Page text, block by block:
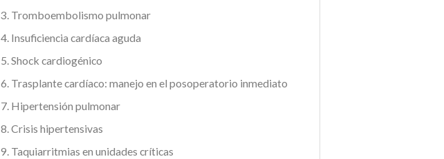
3. Tromboembolismo pulmonar
4. Insuficiencia cardíaca aguda
5. Shock cardiogénico
6. Trasplante cardíaco: manejo en el posoperatorio inmediato
7. Hipertensión pulmonar
8. Crisis hipertensivas
9. Taquiarritmias en unidades críticas